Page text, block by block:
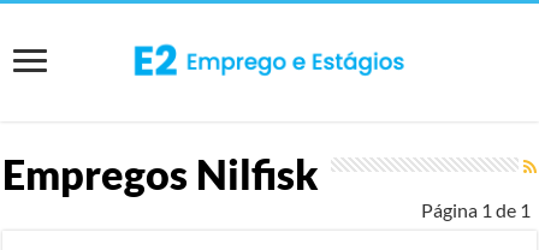
Empregos Nilfisk
Página 1 de 1